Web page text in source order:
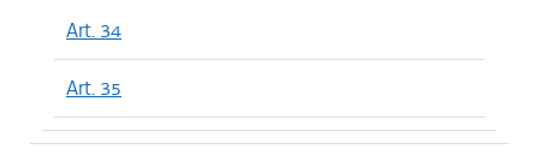
Art. 34
Art. 35